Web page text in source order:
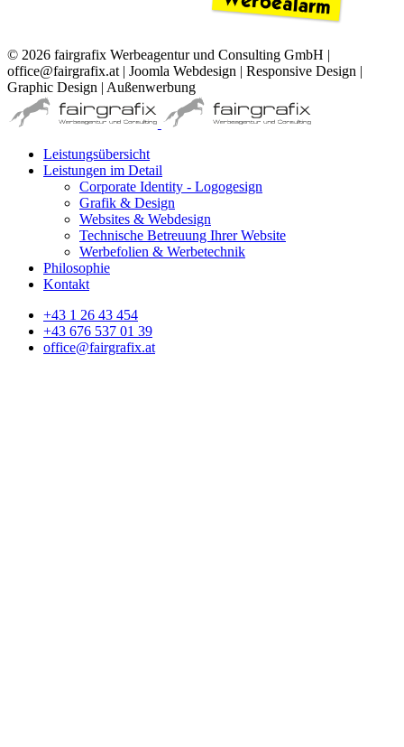
© 2026 fairgrafix Werbeagentur und Consulting GmbH |
office@fairgrafix.at | Joomla Webdesign | Responsive Design |
Graphic Design | Außenwerbung
Leistungsübersicht
Leistungen im Detail
Corporate Identity - Logogesign
Grafik & Design
Websites & Webdesign
Technische Betreuung Ihrer Website
Werbefolien & Werbetechnik
Philosophie
Kontakt
+43 1 26 43 454
+43 676 537 01 39
office@fairgrafix.at